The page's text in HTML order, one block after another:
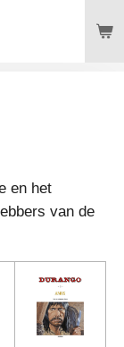
en het
van de